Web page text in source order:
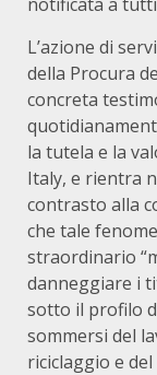
L’azione di
della Procura
concreta
la tutela e la
Italy, e rientra
contrasto alla
che tale
straordinario
danneggiare i
sotto il profilo
sommersi del
riciclaggio e